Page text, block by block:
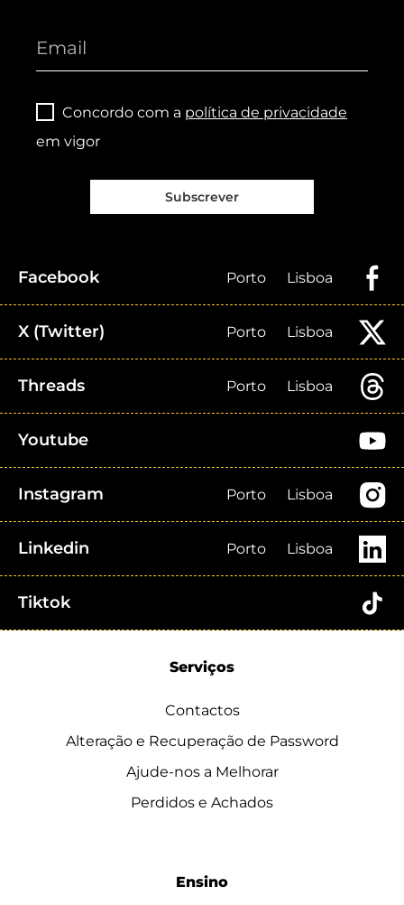
Concordo com a política de privacidade
em vigor
Subscrever
Facebook Porto Lisboa
X (Twitter) Porto Lisboa
Threads Porto Lisboa
Youtube
Instagram Porto Lisboa
Linkedin Porto Lisboa
Tiktok
Serviços
Contactos
Alteração e Recuperação de Password
Ajude-nos a Melhorar
Perdidos e Achados
Ensino